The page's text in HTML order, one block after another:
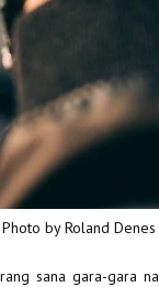
Photo by Roland Denes
sana gara-gara